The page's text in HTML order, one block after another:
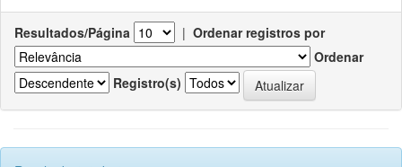
Resultados/Página | Ordenar registros por
Ordenar
Registro(s)